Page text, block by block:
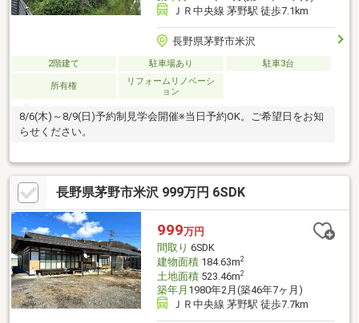
ＪＲ中央線 茅野駅 徒歩7.1km
長野県茅野市米沢
2階建て 駐車場あり 駐車3台
所有権
リフォームリノベーシ
ョン
8/6(木)～8/9(日)予約制見学会開催※当日予約OK。ご希望日をお知
らせください。
長野県茅野市米沢 999万円 6SDK
999万円
間取り 6SDK
建物面積184.63m2
土地面積523.46m2
築年月 1980年2月(築46年7ヶ月)
ＪＲ中央線 茅野駅 徒歩7.7km